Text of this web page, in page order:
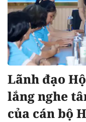
Lãnh đạo
lắng nghe
của cán bộ